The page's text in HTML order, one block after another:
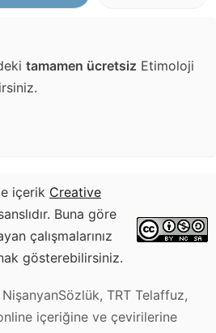
tamamen ücretsiz Etimoloji
içerik Creative
Buna göre
çalışmalarınız
gösterebilirsiniz.
TRT Telaffuz,
içeriğine ve çevirilerine